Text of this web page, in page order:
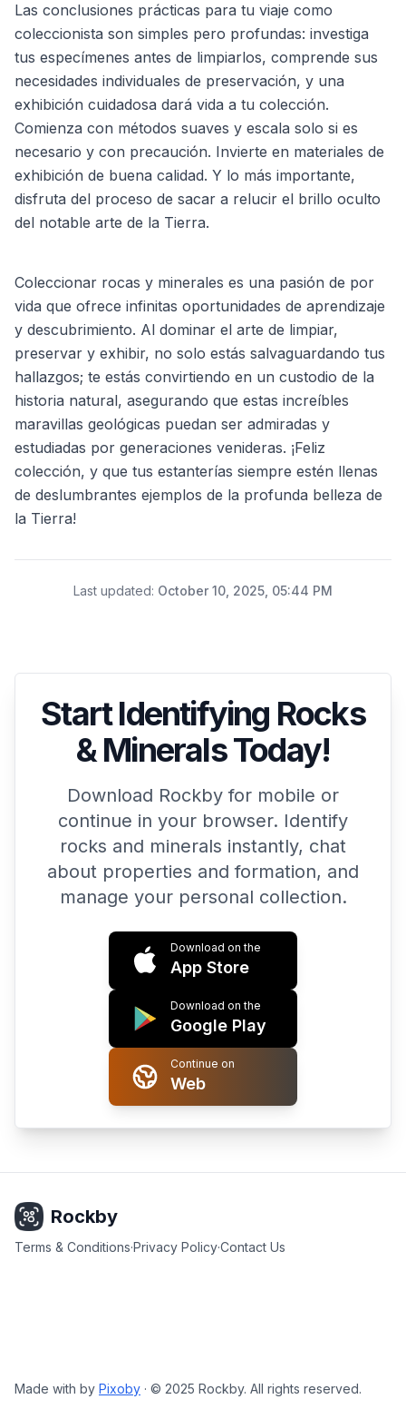
Las conclusiones prácticas para tu viaje como
coleccionista son simples pero profundas: investiga
tus especímenes antes de limpiarlos, comprende sus
necesidades individuales de preservación, y una
exhibición cuidadosa dará vida a tu colección.
Comienza con métodos suaves y escala solo si es
necesario y con precaución. Invierte en materiales de
exhibición de buena calidad. Y lo más importante,
disfruta del proceso de sacar a relucir el brillo oculto
del notable arte de la Tierra.
Coleccionar rocas y minerales es una pasión de por
vida que ofrece infinitas oportunidades de aprendizaje
y descubrimiento. Al dominar el arte de limpiar,
preservar y exhibir, no solo estás salvaguardando tus
hallazgos; te estás convirtiendo en un custodio de la
historia natural, asegurando que estas increíbles
maravillas geológicas puedan ser admiradas y
estudiadas por generaciones venideras. ¡Feliz
colección, y que tus estanterías siempre estén llenas
de deslumbrantes ejemplos de la profunda belleza de
la Tierra!
Last updated: October 10, 2025, 05:44 PM
Start Identifying Rocks
& Minerals Today!
Download Rockby for mobile or
continue in your browser. Identify
rocks and minerals instantly, chat
about properties and formation, and
manage your personal collection.
Download on the
App Store
Download on the
Google Play
Continue on
Web
Rockby
Terms & Conditions·Privacy Policy·Contact Us
Made with by Pixoby · © 2025 Rockby. All rights reserved.